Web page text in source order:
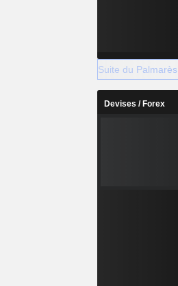
Suite du Palmarès
Devises / Forex